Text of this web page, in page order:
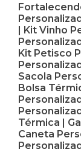
| Kit Vinho
Kit Petisco
Sacola
Bolsa
Térmica |
Caneta